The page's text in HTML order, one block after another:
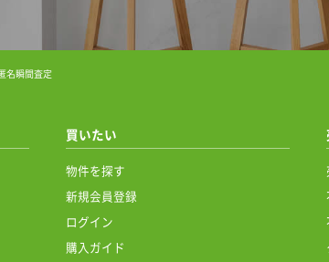
名瞬間査定
買いたい
物件を探す
新規会員登録
ログイン
購入ガイド